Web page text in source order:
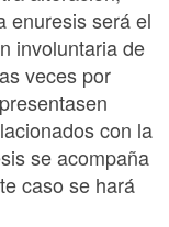
enuresis será el
involuntaria de
veces por
con la
se acompaña
caso se hará